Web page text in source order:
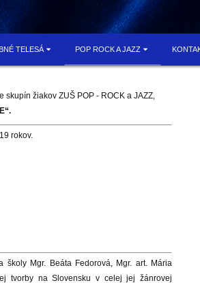
TELESÁ POP ROCK A JAZZ
žiakov ZUŠ POP - ROCK a JAZZ,
rokov.
školy Mgr. Beáta Fedorová, Mgr. art. Mária
tvorby na Slovensku v celej jej žánrovej